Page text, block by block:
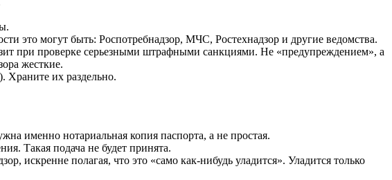
это могут быть: Роспотребнадзор, МЧС, Ростехнадзор и другие ведомства.
при проверке серьезными штрафными санкциями. Не «предупреждением», а
жесткие.
Храните их раздельно.
нотариальная копия паспорта, а не простая.
Такая подача не будет принята.
полагая, что это «само как-нибудь уладится». Уладится только